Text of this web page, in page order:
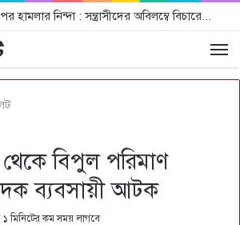
সাংবাদিক মঞ্জুর উপর হামলার নিন্দা : সন্ত্রাসীদের অবিলম্বে বিচারের আওতায় আনার দাবী
বিপুল পরিমাণ
ব্যবসায়ী আটক
মিনিটের কম সময় লাগবে